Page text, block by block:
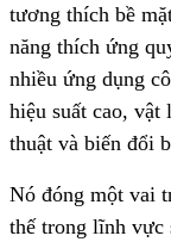
tương thích bề
năng thích ứng
nhiều ứng dụng
hiệu suất cao,
thuật và biến đổi
Nó đóng một vai
thế trong lĩnh vực